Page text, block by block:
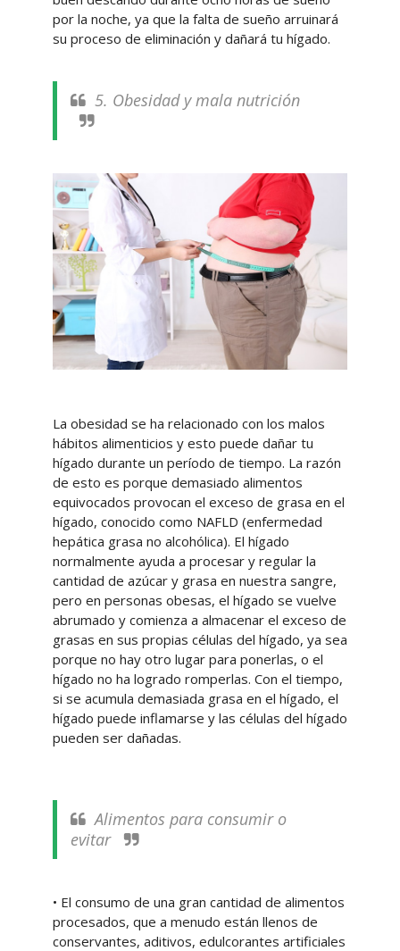
por la noche, ya que la falta de sueño arruinará
su proceso de eliminación y dañará tu hígado.
5. Obesidad y mala nutrición
La obesidad se ha relacionado con los malos
hábitos alimenticios y esto puede dañar tu
hígado durante un período de tiempo. La razón
de esto es porque demasiado alimentos
equivocados provocan el exceso de grasa en el
hígado, conocido como NAFLD (enfermedad
hepática grasa no alcohólica). El hígado
normalmente ayuda a procesar y regular la
cantidad de azúcar y grasa en nuestra sangre,
pero en personas obesas, el hígado se vuelve
abrumado y comienza a almacenar el exceso de
grasas en sus propias células del hígado, ya sea
porque no hay otro lugar para ponerlas, o el
hígado no ha logrado romperlas. Con el tiempo,
si se acumula demasiada grasa en el hígado, el
hígado puede inflamarse y las células del hígado
pueden ser dañadas.
Alimentos para consumir o
evitar
• El consumo de una gran cantidad de alimentos
procesados, que a menudo están llenos de
conservantes, aditivos, edulcorantes artificiales